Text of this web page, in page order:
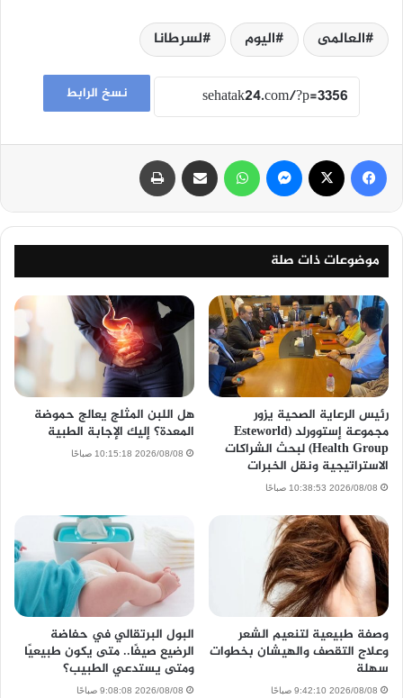
العالمى اليوم لسرطانا
نسخ الرابط
فيسبوك ماسنجر واتساب مشاركة عبر البريد
موضوعات ذات صلة
رئيس الرعاية الصحية يزور
مجموعة إستوورلد (Esteworld
Health Group) لبحث الشراكات
الاستراتيجية ونقل الخبرات
2026/08/08 10:38:53 صباحًا
هل اللبن المثلج يعالج حموضة
المعدة؟ إليك الإجابة الطبية
2026/08/08 10:15:18 صباحًا
وصفة طبيعية لتنعيم الشعر
وعلاج التقصف والهيشان بخطوات
سهلة
2026/08/08 9:42:10 صباحًا
البول البرتقالي في حفاضة
الرضيع صيفًا.. متى يكون طبيعيًا
ومتى يستدعي الطبيب؟
2026/08/08 9:08:08 صباحًا